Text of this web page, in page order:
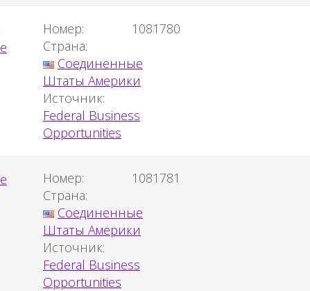
Номер:
1081780
Страна:
Соединенные
Штаты Америки
Источник:
Federal Business
Opportunities
Номер:
1081781
Страна:
Соединенные
Штаты Америки
Источник:
Federal Business
Opportunities